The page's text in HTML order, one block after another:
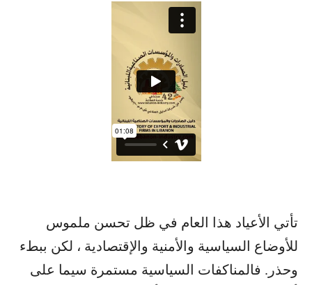
تأتي الأعياد هذا العام في ظل تحسن ملموس
للأوضاع السياسية والأمنية والإقتصادية ، لكن ببطء
وحذر. فالمناكفات السياسية مستمرة سيما على